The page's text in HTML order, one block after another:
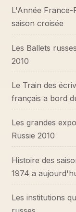
L'Année France-
saison croisée
Les Ballets
2010
Le Train des
français a bord
Les grandes
Russie 2010
Histoire des
1974 a
Les institutions